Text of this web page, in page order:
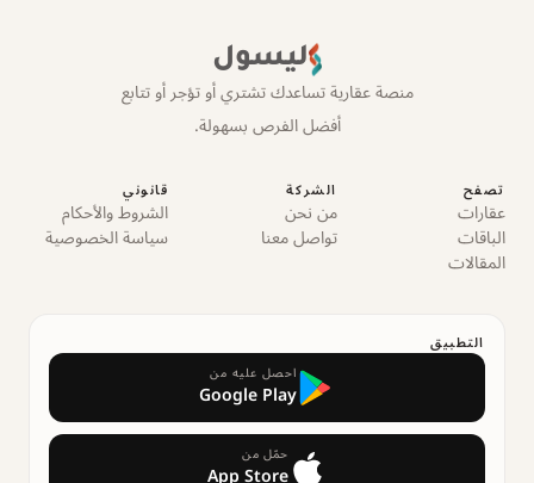
ليسول
منصة عقارية تساعدك تشتري أو تؤجر أو تتابع
أفضل الفرص بسهولة.
تصفح
عقارات
الباقات
المقالات
الشركة
من نحن
تواصل معنا
قانوني
الشروط والأحكام
سياسة الخصوصية
التطبيق
احصل عليه من
Google Play
حمّل من